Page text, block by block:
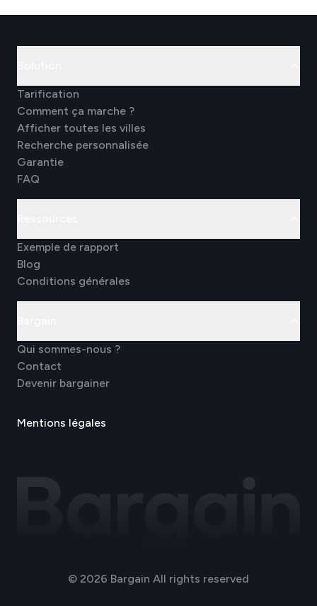
Tarification
Comment ça marche ?
Afficher toutes les villes
Recherche personnalisée
Garantie
FAQ
Exemple de rapport
Blog
Conditions générales
Qui sommes-nous ?
Contact
Devenir bargainer
Mentions légales
© 2026 Bargain All rights reserved